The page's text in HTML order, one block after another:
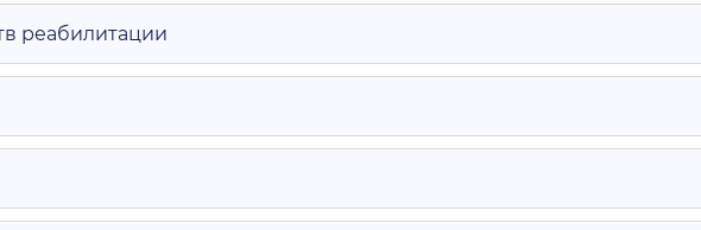
реабилитации